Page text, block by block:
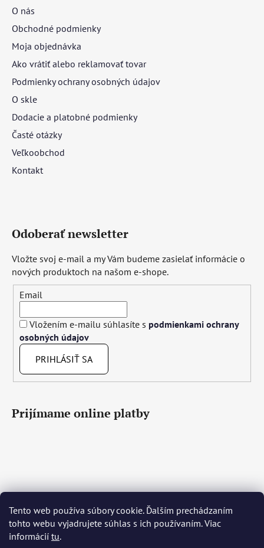
Tento web používa súbory cookie. Ďalším prechádzaním
tohto webu vyjadrujete súhlas s ich používaním. Viac
informácií tu.
O nás
Obchodné podmienky
Moja objednávka
Ako vrátiť alebo reklamovať tovar
Podmienky ochrany osobných údajov
O skle
Dodacie a platobné podmienky
Časté otázky
Veľkoobchod
Kontakt
Odoberať newsletter
Vložte svoj e-mail a my Vám budeme zasielať informácie o
nových produktoch na našom e-shope.
Email
Vložením e-mailu súhlasíte s podmienkami ochrany
osobných údajov
PRIHLÁSIŤ SA
Prijímame online platby
Čeština Slovenčina English Deutsch Magyar
Język polski Română Italiano Español Français
Português